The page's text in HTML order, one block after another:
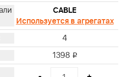
CABLE
Используется в агрегатах
4
1398 i